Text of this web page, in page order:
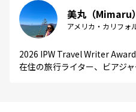
美丸（Mimaru）
アメリカ・カリフォ
2026 IPW Travel Writer
在住の旅行ライター、ビアジャ